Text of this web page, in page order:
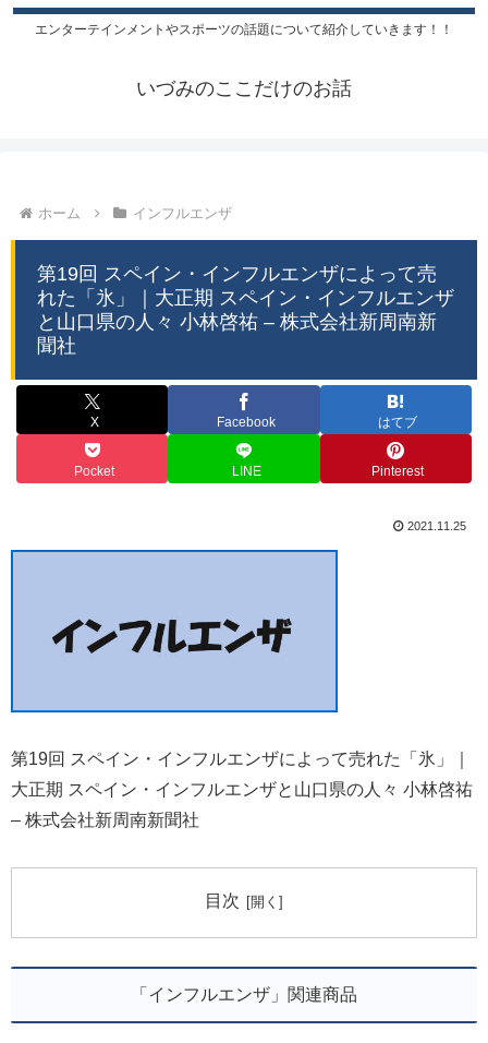
エンターテインメントやスポーツの話題について紹介していきます！！
いづみのここだけのお話
ホーム インフルエンザ
第19回 スペイン・インフルエンザによって売
れた「氷」｜大正期 スペイン・インフルエンザ
と山口県の人々 小林啓祐 – 株式会社新周南新
聞社
X Facebook はてブ
Pocket LINE Pinterest
2021.11.25
第19回 スペイン・インフルエンザによって売れた「氷」｜
大正期 スペイン・インフルエンザと山口県の人々 小林啓祐
– 株式会社新周南新聞社
目次
「インフルエンザ」関連商品